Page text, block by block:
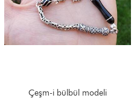
Çeşm-i bülbül modeli